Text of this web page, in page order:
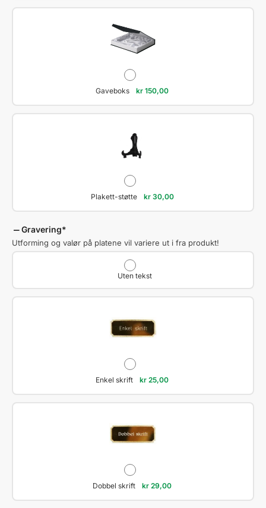
Gaveboks kr 150,00
Plakett-støtte kr30,00
Gravering*
Utforming og valør på platene vil variere ut i fra produkt!
Uten tekst
Enkel skrift kr 25,00
Dobbel skrift kr 29,00